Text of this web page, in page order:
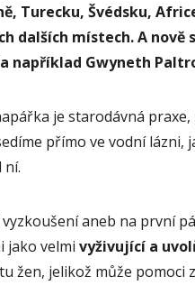
Turecku, Švédsku,
dalších místech. A nově
například Gwyneth
je starodávná
přímo ve vodní lázni,
ní.
aneb na první
jako velmi vyživující a
žen, jelikož může pomoci